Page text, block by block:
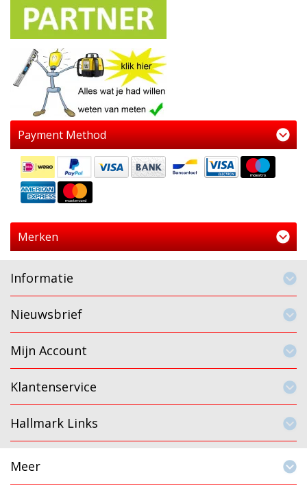
Payment Method
Merken
Informatie
Nieuwsbrief
Mijn Account
Klantenservice
Hallmark Links
Meer